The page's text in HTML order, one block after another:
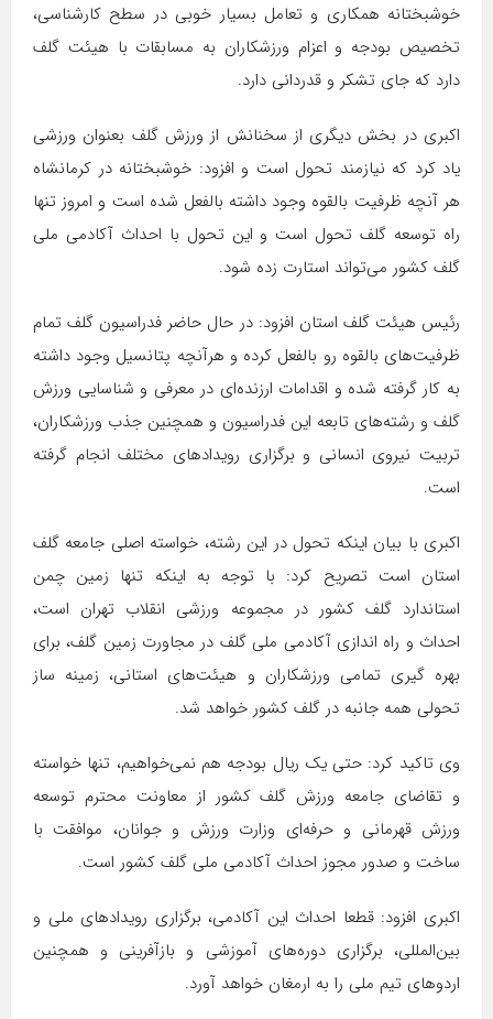
خوشبختانه همکاری و تعامل بسیار خوبی در سطح کارشناسی،
تخصیص بودجه و اعزام ورزشکاران به مسابقات با هیئت گلف
دارد که جای تشکر و قدردانی دارد.
اکبری در بخش دیگری از سخنانش از ورزش گلف بعنوان ورزشی
یاد کرد که نیازمند تحول است و افزود: خوشبختانه در کرمانشاه
هر آنچه ظرفیت بالقوه وجود داشته بالفعل شده است و امروز تنها
راه توسعه گلف تحول است و این تحول با احداث آکادمی ملی
گلف کشور می‌تواند استارت زده شود.
رئیس هیئت گلف استان افزود: در حال حاضر فدراسیون گلف تمام
ظرفیت‌های بالقوه رو بالفعل کرده و هرآنچه پتانسیل وجود داشته
به کار گرفته شده و اقدامات ارزنده‌ای در معرفی و شناسایی ورزش
گلف و رشته‌های تابعه این فدراسیون و همچنین جذب ورزشکاران،
تربیت نیروی انسانی و برگزاری رویدادهای مختلف انجام گرفته
است.
اکبری با بیان اینکه تحول در این رشته، خواسته اصلی جامعه گلف
استان است تصریح کرد: با توجه به اینکه تنها زمین چمن
استاندارد گلف کشور در مجموعه ورزشی انقلاب تهران است،
احداث و راه اندازی آکادمی ملی گلف در مجاورت زمین گلف، برای
بهره گیری تمامی ورزشکاران و هیئت‌های استانی، زمینه ساز
تحولی همه جانبه در گلف کشور خواهد شد.
وی تاکید کرد: حتی یک ریال بودجه هم نمی‌خواهیم، تنها خواسته
و تقاضای جامعه ورزش گلف کشور از معاونت محترم توسعه
ورزش قهرمانی و حرفه‌ای وزارت ورزش و جوانان، موافقت با
ساخت و صدور مجوز احداث آکادمی ملی گلف کشور است.
اکبری افزود: قطعا احداث این آکادمی، برگزاری رویدادهای ملی و
بین‌المللی، برگزاری دوره‌های آموزشی و بازآفرینی و همچنین
اردوهای تیم ملی را به ارمغان خواهد آورد.